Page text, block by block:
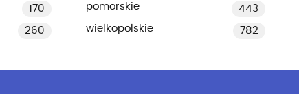
170 pomorskie 443
260 wielkopolskie 782